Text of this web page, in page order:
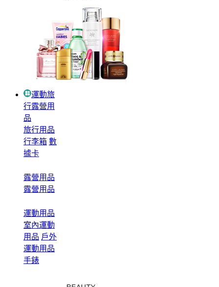
運動旅
行露營用
品
旅行用品
行李箱 數
據卡
露營用品
露營用品
運動用品
室內運動
用品 戶外
運動用品
手錶